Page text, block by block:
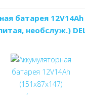
батарея
необслуж.)